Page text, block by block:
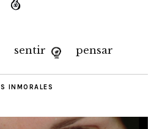
sentir pensar
INMORALES